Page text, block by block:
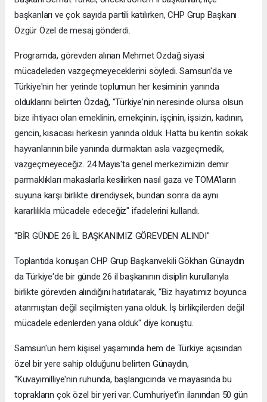
başkanları ve çok sayıda partili katılırken, CHP Grup Başkanı
Özgür Özel de mesaj gönderdi.
Programda, görevden alınan Mehmet Özdağ siyasi
mücadeleden vazgeçmeyeceklerini söyledi. Samsun'da ve
Türkiye'nin her yerinde toplumun her kesiminin yanında
olduklarını belirten Özdağ, "Türkiye'nin neresinde olursa olsun
bize ihtiyacı olan emeklinin, emekçinin, işçinin, işsizin, kadının,
gencin, kısacası herkesin yanında olduk. Hatta bu kentin sokak
hayvanlarının bile yanında durmaktan asla vazgeçmedik,
vazgeçmeyeceğiz. 24 Mayıs'ta genel merkezimizin demir
parmaklıkları makaslarla kesilirken nasıl gaza ve TOMA'ların
suyuna karşı birlikte direndiysek, bundan sonra da aynı
kararlılıkla mücadele edeceğiz" ifadelerini kullandı.
"BİR GÜNDE 26 İL BAŞKANIMIZ GÖREVDEN ALINDI"
Toplantıda konuşan CHP Grup Başkanvekili Gökhan Günaydın
da Türkiye'de bir günde 26 il başkanının disiplin kurullarıyla
birlikte görevden alındığını hatırlatarak, “Biz hayatımız boyunca
atanmıştan değil seçilmişten yana olduk. İş birlikçilerden değil
mücadele edenlerden yana olduk" diye konuştu.
Samsun'un hem kişisel yaşamında hem de Türkiye açısından
özel bir yere sahip olduğunu belirten Günaydın,
"Kuvayımilliye'nin ruhunda, başlangıcında ve mayasında bu
toprakların çok özel bir yeri var. Cumhuriyet'in ilanından 50 gün